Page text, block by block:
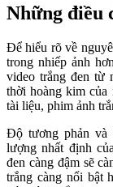
Những điều
Để hiểu rõ về
trong nhiếp ảnh
video trắng đen từ
thời hoàng kim của
tài liệu, phim ảnh
Độ tương phản và
lượng nhất định
đen càng đậm sẽ
trắng càng nổi bật